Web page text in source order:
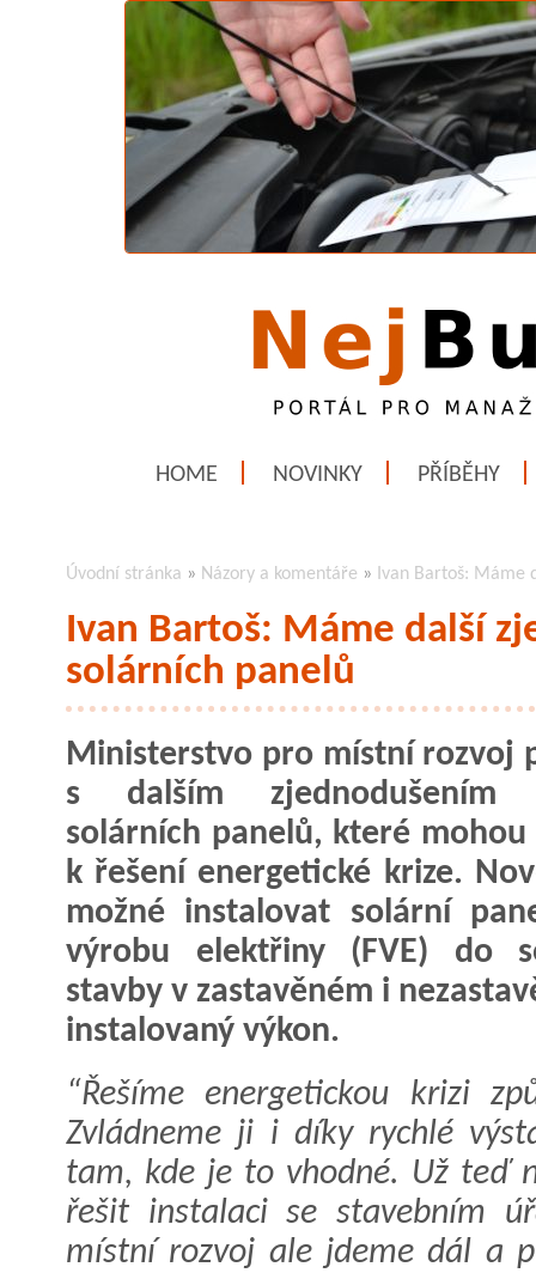
HOME NOVINKY PŘÍBĚHY
Úvodní stránka » Názory a komentáře » Ivan Bartoš: Máme
Ivan Bartoš: Máme další
solárních panelů
Ministerstvo pro místní rozvoj
s dalším zjednodušením
solárních panelů, které mohou
k řešení energetické krize.
možné instalovat solární
výrobu elektřiny (FVE) do
stavby v zastavěném i
instalovaný výkon.
“Řešíme energetickou krizi
Zvládneme ji i díky rychlé
tam, kde je to vhodné. Už teď
řešit instalaci se stavebním
místní rozvoj ale jdeme dál a